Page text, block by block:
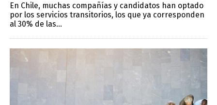
En Chile, muchas compañías y candidatos han optado
por los servicios transitorios, los que ya corresponden
al 30% de las...